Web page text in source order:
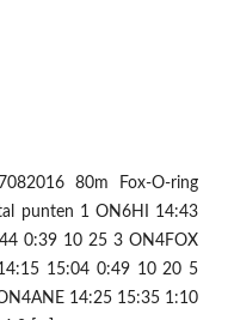
80m Fox-O-ring
punten 1 ON6HI 14:43
0:39 10 25 3 ON4FOX
15:04 0:49 10 20 5
14:25 15:35 1:10